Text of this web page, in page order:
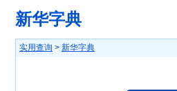
新华字典
实用查询 > 新华字典